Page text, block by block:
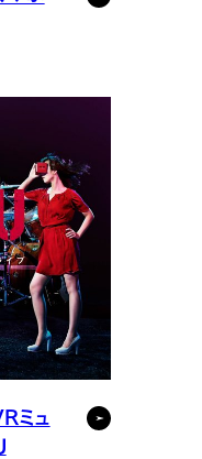
ミュ